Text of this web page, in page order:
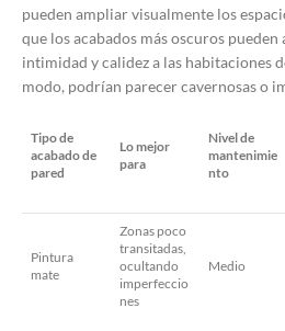
pueden ampliar visualmente los
que los acabados más oscuros
intimidad y calidez a las habitaciones
modo, podrían parecer cavernosas o
Tipo de
acabado de
pared
Lo mejor
para
Nivel de
mantenimie
nto
Pintura
mate
Zonas poco
transitadas,
ocultando
imperfeccio
nes
Medio